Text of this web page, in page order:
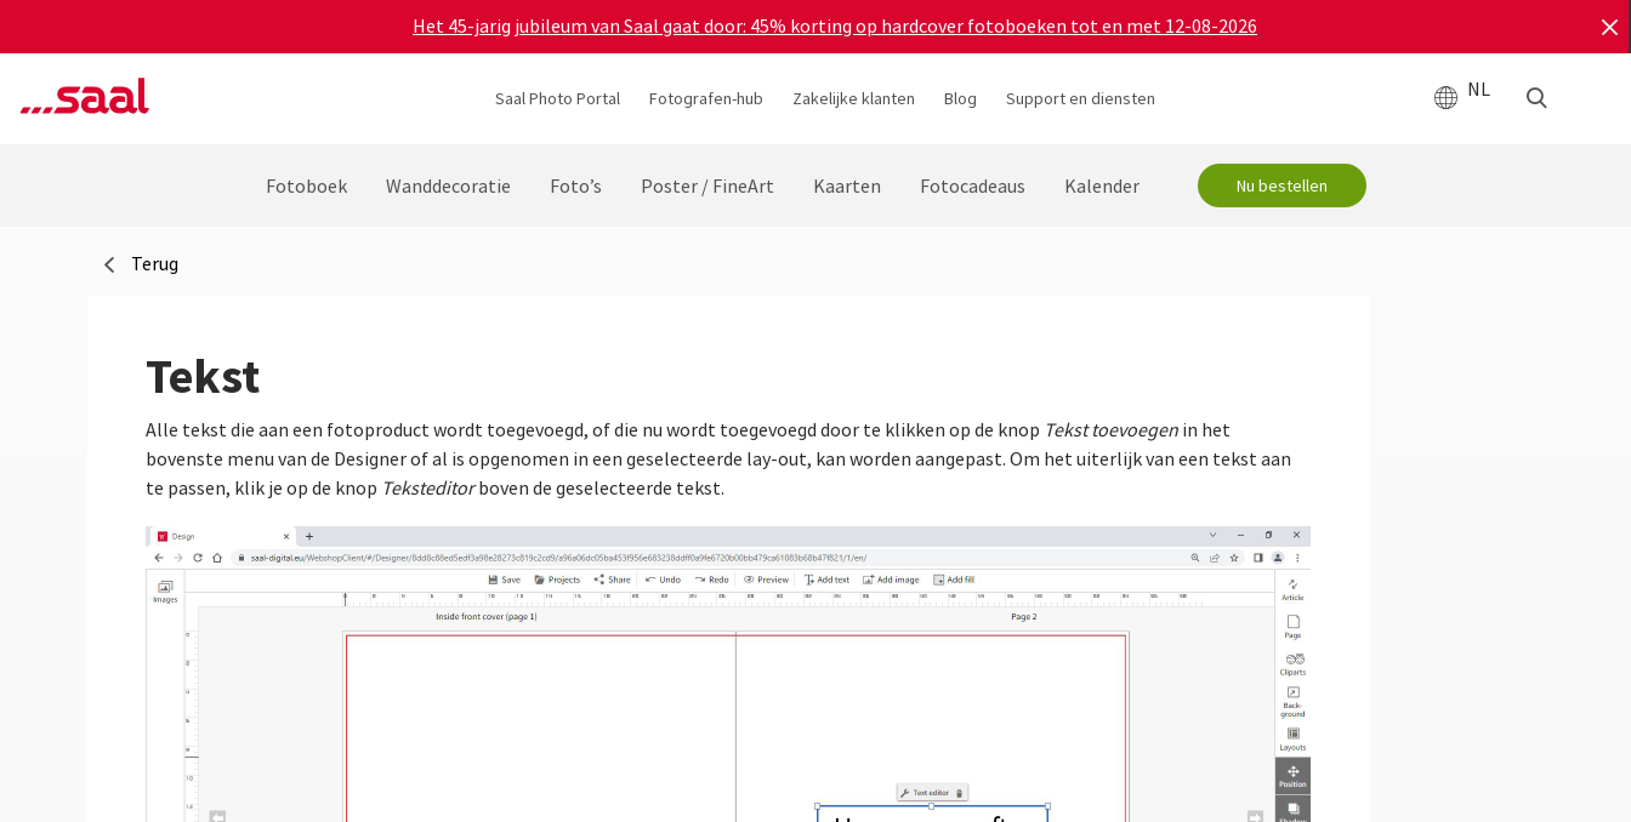
Het 45-jarig jubileum van Saal gaat door: 45% korting op hardcover fotoboeken tot en met 12-08-2026
Saal Photo Portal Fotografen-hub Zakelijke klanten Blog Support en diensten NL
Fotoboek Wanddecoratie Foto’s Poster / FineArt Kaarten Fotocadeaus Kalender Nu bestellen
Terug
Tekst
Alle tekst die aan een fotoproduct wordt toegevoegd, of die nu wordt toegevoegd door te klikken op de knop Tekst toevoegen in het
bovenste menu van de Designer of al is opgenomen in een geselecteerde lay-out, kan worden aangepast. Om het uiterlijk van een tekst aan
te passen, klik je op de knop Teksteditorboven de geselecteerde tekst.